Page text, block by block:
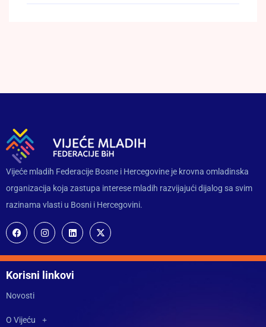
Vijeće mladih Federacije Bosne i Hercegovine je krovna omladinska
organizacija koja zastupa interese mladih razvijajući dijalog sa svim
razinama vlasti u Bosni i Hercegovini.
Korisni linkovi
Novosti
O Vijeću